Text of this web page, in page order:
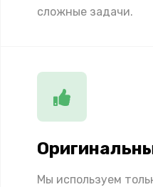
сложные задачи.
Мы используем